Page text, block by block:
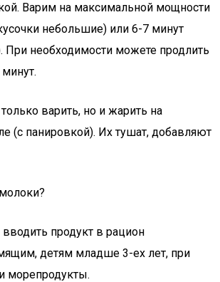
Варим на максимальной мощности
небольшие) или 6-7 минут
При необходимости можете продлить
варить, но и жарить на
(с панировкой). Их тушат, добавляют
продукт в рацион
детям младше 3-ех лет, при
морепродукты.